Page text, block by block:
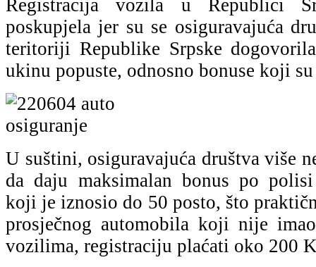
Registracija vozila u Republici
poskupjela jer su se osiguravajuća
teritoriji Republike Srpske
ukinu popuste, odnosno bonuse koji
U suštini, osiguravajuća društva više
da daju maksimalan bonus po
koji je iznosio do 50 posto, što
prosječnog automobila koji nije
vozilima, registraciju plaćati oko 200